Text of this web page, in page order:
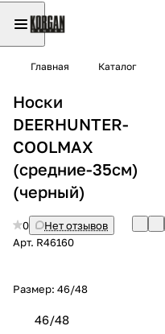
Главная Каталог
Носки
DEERHUNTER-
COOLMAX
(средние-35см)
(черный)
0
Нет отзывов
Арт. R46160
Размер: 46/48
46/48